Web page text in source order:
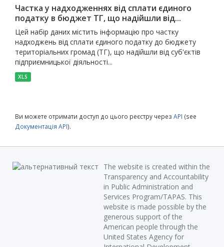
Частка у надходженнях від сплати єдиного
податку в бюджет ТГ, що надійшли від...
Цей набір даних містить інформацію про частку
надходжень від сплати єдиного податку до бюджету
територіальних громад (ТГ), що надійшли від суб'єктів
підприємницької діяльності...
XLS
Ви можете отримати доступ до цього реєстру через API (see
Документація API).
The website is created within the
Transparency and Accountability
in Public Administration and
Services Program/TAPAS. This
website is made possible by the
generous support of the
American people through the
United States Agency for